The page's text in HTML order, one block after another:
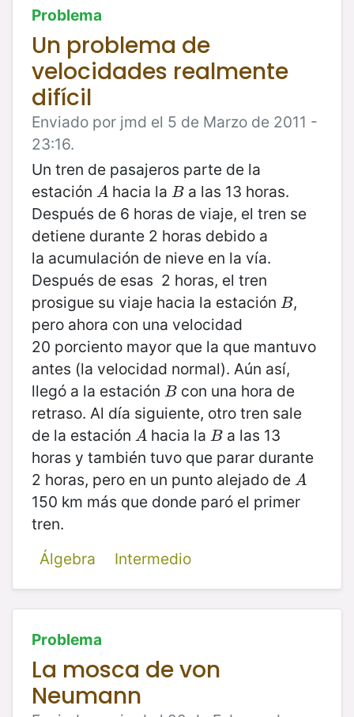
Problema
Un problema de
velocidades realmente
difícil
Enviado por jmd el 5 de Marzo de 2011 -
23:16.
Un tren de pasajeros parte de la
estación A
Ahacia la B
Ba las 13 horas.
Después de 6 horas de viaje, el tren se
detiene durante 2 horas debido a
la acumulación de nieve en la vía.
Después de esas 2 horas, el tren
prosigue su viaje hacia la estación B
B,
pero ahora con una velocidad
20 porciento mayor que la que mantuvo
antes (la velocidad normal). Aún así,
llegó a la estación B
Bcon una hora de
retraso. Al día siguiente, otro tren sale
de la estación A
Ahacia la B
Ba las 13
horas y también tuvo que parar durante
2 horas, pero en un punto alejado de A
A
150 km más que donde paró el primer
tren.
Álgebra
Intermedio
Problema
La mosca de von
Neumann